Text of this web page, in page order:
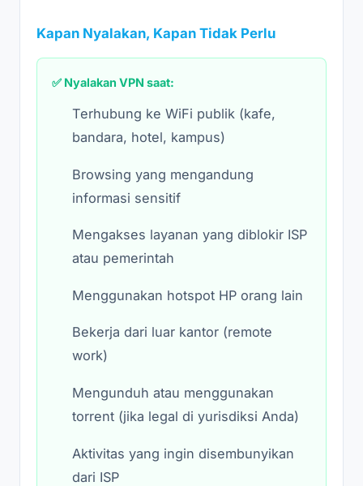
Kapan Nyalakan, Kapan Tidak Perlu
✅ Nyalakan VPN saat:
Terhubung ke WiFi publik (kafe,
bandara, hotel, kampus)
Browsing yang mengandung
informasi sensitif
Mengakses layanan yang diblokir ISP
atau pemerintah
Menggunakan hotspot HP orang lain
Bekerja dari luar kantor (remote
work)
Mengunduh atau menggunakan
torrent (jika legal di yurisdiksi Anda)
Aktivitas yang ingin disembunyikan
dari ISP